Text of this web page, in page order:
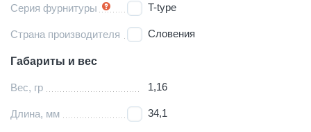
Серия фурнитуры T-type
Страна производителя Словения
Габариты и вес
Вес, гр 1,16
Длина, мм 34,1